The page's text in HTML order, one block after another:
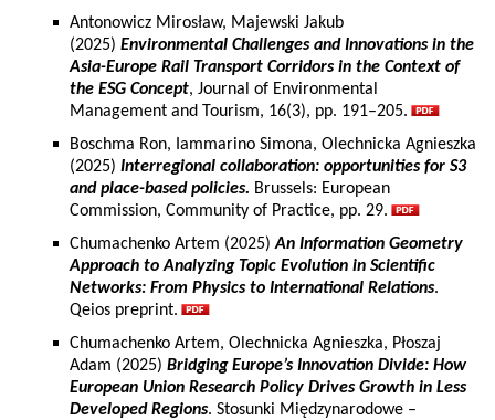
Antonowicz Mirosław, Majewski Jakub
(2025) Environmental Challenges and Innovations in the
Asia-Europe Rail Transport Corridors in the Context of
the ESG Concept, Journal of Environmental
Management and Tourism, 16(3), pp. 191–205.
Boschma Ron, Iammarino Simona, Olechnicka Agnieszka
(2025) Interregional collaboration: opportunities for S3
and place-based policies. Brussels: European
Commission, Community of Practice, pp. 29.
Chumachenko Artem (2025)An Information Geometry
Approach to Analyzing Topic Evolution in Scientific
Networks: From Physics to International Relations.
Qeios preprint.
Chumachenko Artem, Olechnicka Agnieszka, Płoszaj
Adam (2025) Bridging Europe’s Innovation Divide: How
European Union Research Policy Drives Growth in Less
Developed Regions. Stosunki Międzynarodowe –